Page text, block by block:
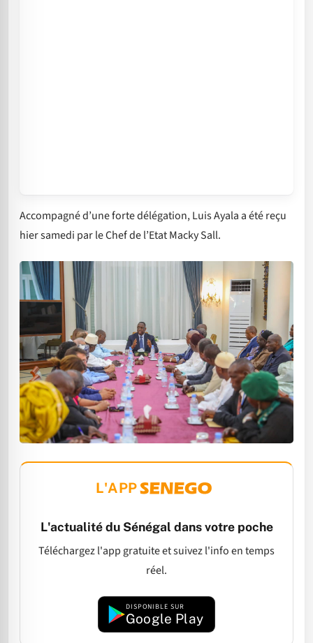
Accompagné d’une forte délégation, Luis Ayala a été reçu
hier samedi par le Chef de l’Etat Macky Sall.
L'APP
L'actualité du Sénégal dans votre poche
Téléchargez l'app gratuite et suivez l'info en temps
réel.
DISPONIBLE SUR
Google Play